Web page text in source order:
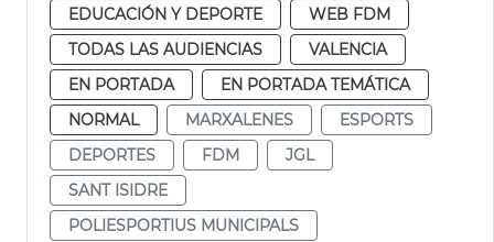
EDUCACIÓN Y DEPORTE
WEB FDM
TODAS LAS AUDIENCIAS
VALENCIA
EN PORTADA
EN PORTADA TEMÁTICA
NORMAL
MARXALENES
ESPORTS
DEPORTES
FDM
JGL
SANT ISIDRE
POLIESPORTIUS MUNICIPALS